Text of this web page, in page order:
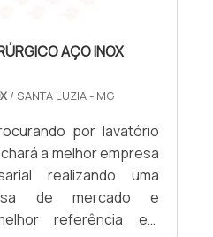
da Promaq também
de saladas em
service. Também
self-service, o
salada pode ser
6, 8, 10 ou 12 cubas
com rodízios com
AÇO INOX
/ SANTA LUZIA - MG
por lavatório
a melhor empresa
realizando uma
de mercado e
referência em